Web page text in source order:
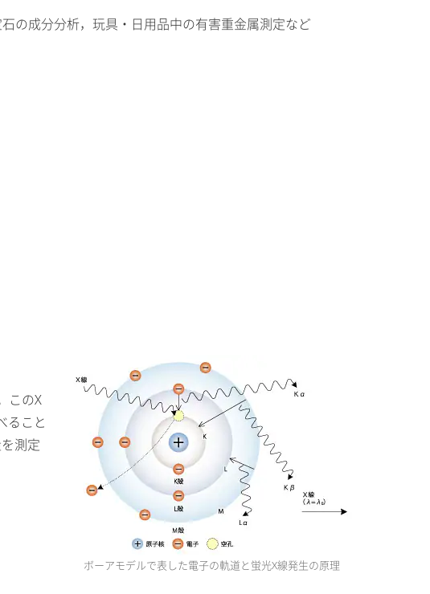
石の成分分析，玩具・日用品中の有害重金属測定など
ボーアモデルで表した電子の軌道と蛍光X線発生の原理
このX
ること
測定